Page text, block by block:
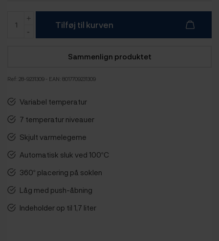
Tilføj til kurven
Sammenlign produktet
Ref: 28-9231309 - EAN: 8017709231309
Variabel temperatur
7 temperatur niveauer
Skjult varmelegeme
Automatisk sluk ved 100ºC
360º placering på soklen
Låg med push-åbning
Indeholder op til 1,7 liter